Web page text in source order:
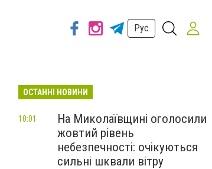
Рус
ОСТАННІ НОВИНИ
На Миколаївщині оголосили
жовтий рівень
небезпечності: очікуються
сильні шквали вітру
10:01